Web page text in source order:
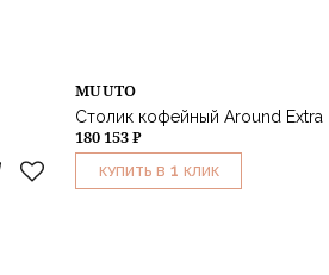
MUUTO
Столик кофейный Around Extra
180 153 ₽
КУПИТЬ В 1 КЛИК